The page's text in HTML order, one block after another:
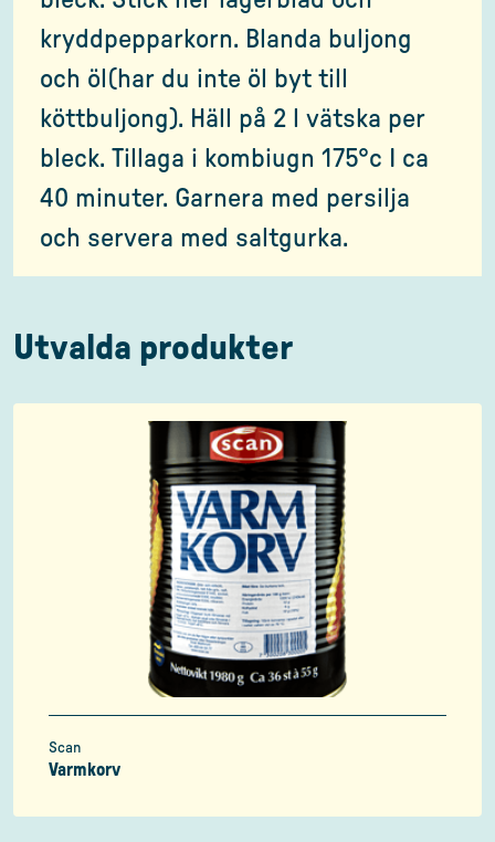
kryddpepparkorn. Blanda buljong
och öl(har du inte öl byt till
köttbuljong). Häll på 2 l vätska per
bleck. Tillaga i kombiugn 175°c I ca
40 minuter. Garnera med persilja
och servera med saltgurka.
Utvalda produkter
Scan
Varmkorv